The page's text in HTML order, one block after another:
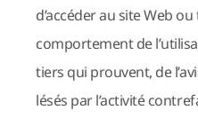
d’accéder au site Web
comportement de
tiers qui prouvent, de
lésés par l’activité